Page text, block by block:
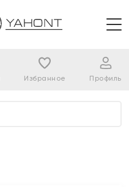
Избранное Профиль